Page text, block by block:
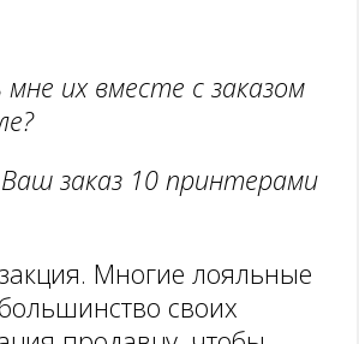
их вместе с заказом
заказ 10 принтерами
Многие лояльные
своих